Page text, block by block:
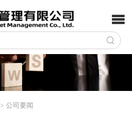
> 公司要闻